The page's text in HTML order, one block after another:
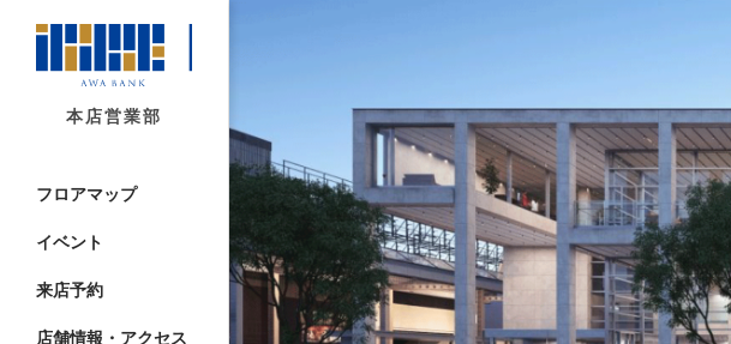
本店営業部
フロアマップ
イベント
来店予約
店舗情報・アクセス